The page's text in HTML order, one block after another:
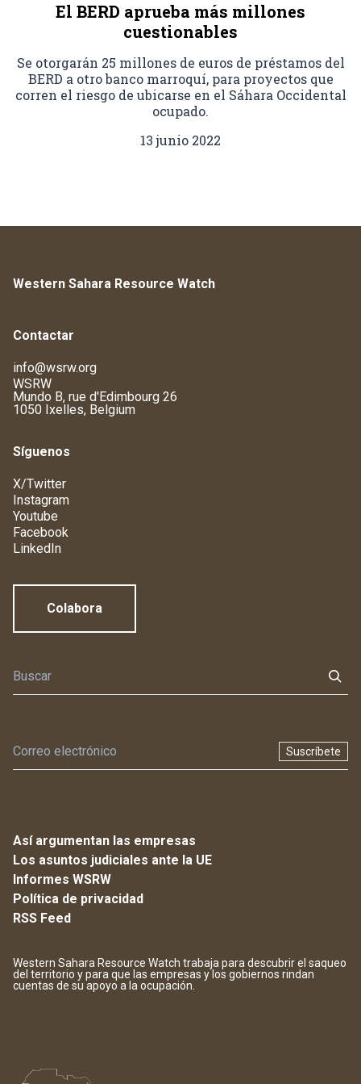
El BERD aprueba más millones
cuestionables
Se otorgarán 25 millones de euros de préstamos del
BERD a otro banco marroquí, para proyectos que
corren el riesgo de ubicarse en el Sáhara Occidental
ocupado.
13 junio 2022
Western Sahara Resource Watch
Contactar
info@wsrw.org
WSRW
Mundo B, rue d'Edimbourg 26
1050 Ixelles, Belgium
Síguenos
X/Twitter
Instagram
Youtube
Facebook
LinkedIn
Colabora
Suscríbete
Así argumentan las empresas
Los asuntos judiciales ante la UE
Informes WSRW
Política de privacidad
RSS Feed
Western Sahara Resource Watch trabaja para descubrir el saqueo
del territorio y para que las empresas y los gobiernos rindan
cuentas de su apoyo a la ocupación.